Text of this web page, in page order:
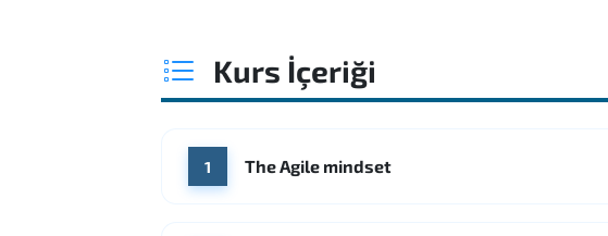
Kurs İçeriği
1 The Agile mindset